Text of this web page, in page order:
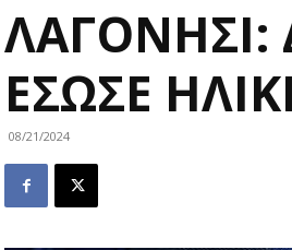
ΛΑΓΟΝΉΣΙ:
ΈΣΩΣΕ
08/21/2024